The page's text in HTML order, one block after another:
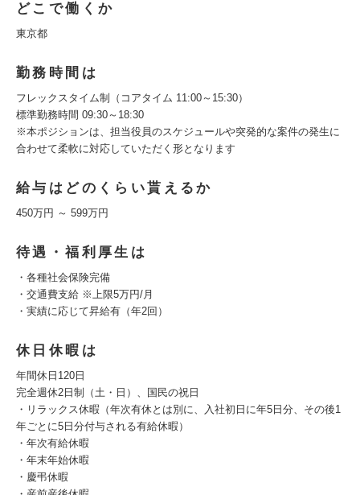
どこで働くか
東京都
勤務時間は
フレックスタイム制（コアタイム 11:00～15:30）
標準勤務時間 09:30～18:30
※本ポジションは、担当役員のスケジュールや突発的な案件の発生に
合わせて柔軟に対応していただく形となります
給与はどのくらい貰えるか
450万円 ～ 599万円
待遇・福利厚生は
・各種社会保険完備
・交通費支給 ※上限5万円/月
・実績に応じて昇給有（年2回）
休日休暇は
年間休日120日
完全週休2日制（土・日）、国民の祝日
・リラックス休暇（年次有休とは別に、入社初日に年5日分、その後1
年ごとに5日分付与される有給休暇）
・年次有給休暇
・年末年始休暇
・慶弔休暇